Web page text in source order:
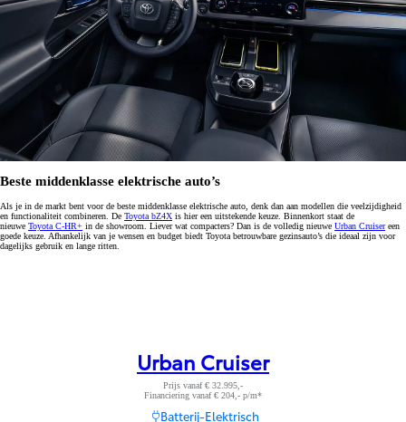
Beste middenklasse elektrische auto’s
Als je in de markt bent voor de beste middenklasse elektrische auto, denk dan aan modellen die veelzijdigheid
en functionaliteit combineren. De Toyota bZ4X is hier een uitstekende keuze. Binnenkort staat de
nieuwe Toyota C-HR+ in de showroom. Liever wat compacters? Dan is de volledig nieuwe Urban Cruisereen
goede keuze. Afhankelijk van je wensen en budget biedt Toyota betrouwbare gezinsauto’s die ideaal zijn voor
dagelijks gebruik en lange ritten.
Urban Cruiser
Prijs vanaf € 32.995,-
Financiering vanaf € 204,- p/m*
Batterij-Elektrisch